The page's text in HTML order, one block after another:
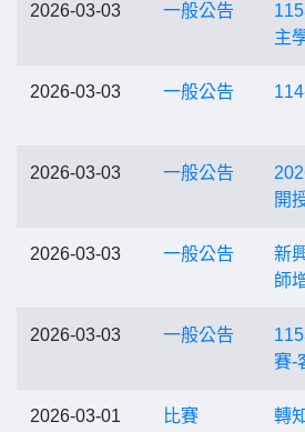
2026-03-03 一般公告
主
2026-03-03 一般公告
2026-03-03 一般公告
開
2026-03-03 一般公告
新
師
2026-03-03 一般公告
賽-
2026-03-01 比賽
轉